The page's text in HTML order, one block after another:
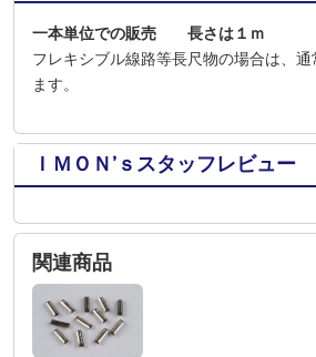
一本単位での販売 長さは１ｍ
フレキシブル線路等長尺物の場合は、
ます。
ＩＭＯＮ’ｓスタッフレビュー
関連商品